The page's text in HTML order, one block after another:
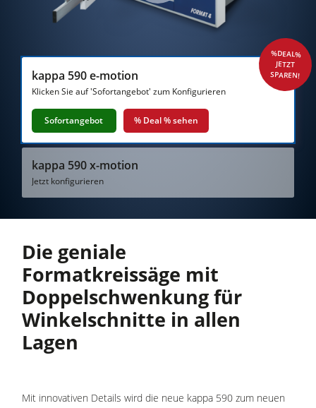
Kreissägen und Formatkreissägen
Hobelmaschinen
Fräsmaschinen
Kreissäge-Fräsmaschinen
Kombimaschinen
CNC-Bearbeitungszentren
Kantenanleimmaschinen
CNC Fenster- und Türenbearbeitung
Breitbandschleifmaschinen
Langband- & Kantenschleifmaschinen
Bürst- und Bürstschleifmaschinen
Bohrmaschinen
play
kappa 590 e-motion
Klicken Sie auf 'Sofortangebot' zum Konfigurieren
Sofortangebot % Deal % sehen
%DEAL%
JETZT
SPAREN!
kappa 590 x-motion
Jetzt konfigurieren
Die geniale
Formatkreissäge mit
Doppelschwenkung für
Winkelschnitte in allen
Lagen
Mit innovativen Details wird die neue kappa 590 zum neuen